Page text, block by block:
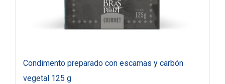
Condimento preparado con escamas y carbón
vegetal 125 g